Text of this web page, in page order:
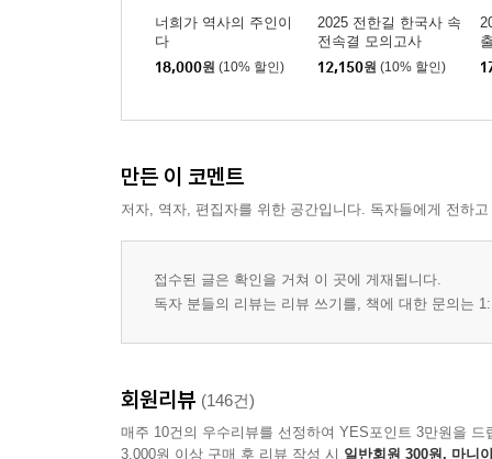
너희가 역사의 주인이
다
18,000원 (10% 할인)
2025 전한길 한국사 속
전속결 모의고사
12,150원 (10% 할인)
만든 이 코멘트
저자, 역자, 편집자를 위한 공간입니다. 독자들에게 전하
접수된 글은 확인을 거쳐 이 곳에 게재됩니다.
독자 분들의 리뷰는 리뷰 쓰기를, 책에 대한 문의는
회원리뷰 (146건)
매주 10건의 우수리뷰를 선정하여 YES포인트 3만원을 드
3,000원 이상 구매 후 리뷰 작성 시 일반회원 300원, 마니